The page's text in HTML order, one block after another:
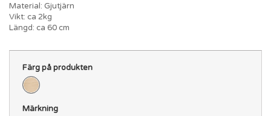
Material: Gjutjärn
Vikt: ca 2kg
Längd: ca 60 cm
Färg på produkten
Märkning